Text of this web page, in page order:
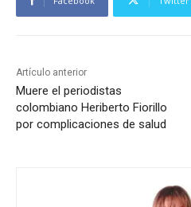
Artículo anterior
Muere el periodistas
colombiano Heriberto Fiorillo
por complicaciones de salud